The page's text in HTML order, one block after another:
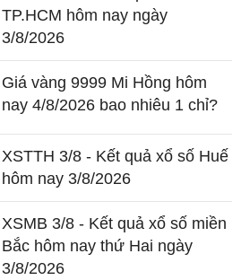
TP.HCM hôm nay ngày
3/8/2026
Giá vàng 9999 Mi Hồng hôm
nay 4/8/2026 bao nhiêu 1 chỉ?
XSTTH 3/8 - Kết quả xổ số Huế
hôm nay 3/8/2026
XSMB 3/8 - Kết quả xổ số miền
Bắc hôm nay thứ Hai ngày
3/8/2026